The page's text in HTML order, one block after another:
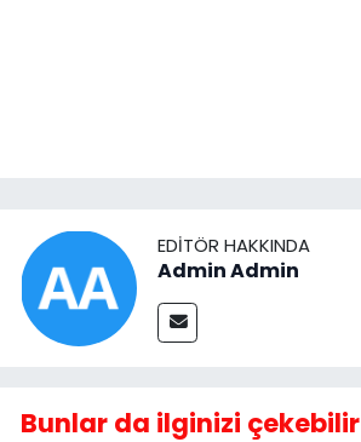
EDITÖR HAKKINDA
Admin Admin
Bunlar da ilginizi çekebilir